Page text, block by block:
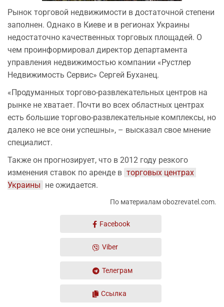
Рынок торговой недвижимости в достаточной степени
заполнен. Однако в Киеве и в регионах Украины
недостаточно качественных торговых площадей. О
чем проинформировал директор департамента
управления недвижимостью компании «Рустлер
Недвижимость Сервис» Сергей Буханец.
«Продуманных торгово-развлекательных центров на
рынке не хватает. Почти во всех областных центрах
есть большие торгово-развлекательные комплексы, но
далеко не все они успешны», – высказал свое мнение
специалист.
Также он прогнозирует, что в 2012 году резкого
изменения ставок по аренде в торговых центрах
Украины не ожидается.
По материалам obozrevatel.com.
Facebook
Viber
Телеграм
Ссылка